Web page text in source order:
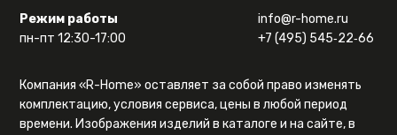
Режим работы
пн-пт 12:30-17:00
info@r-home.ru
+7 (495) 545‑22‑66
Компания «R-Home» оставляет за собой право изменять
комплектацию, условия сервиса, цены в любой период
времени. Изображения изделий в каталоге и на сайте, в